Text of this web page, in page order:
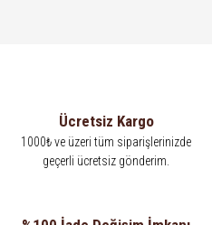
Ücretsiz Kargo
1000₺ ve üzeri tüm siparişlerinizde
geçerli ücretsiz gönderim.